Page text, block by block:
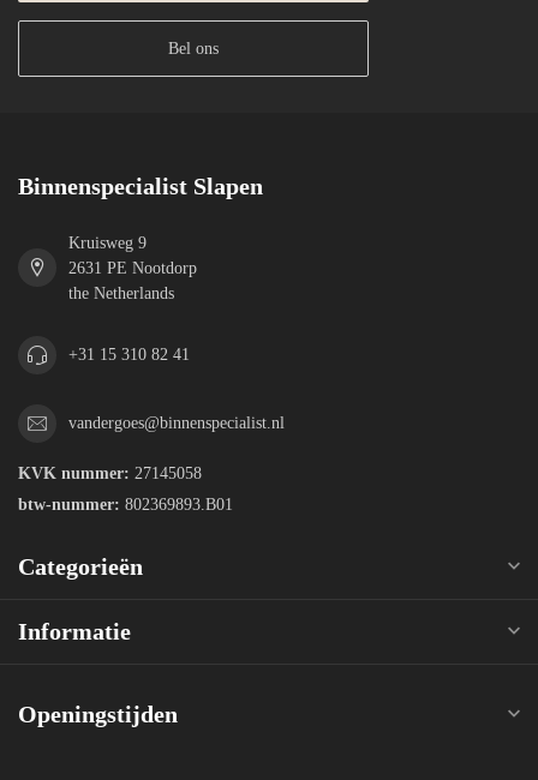
Bel ons
Binnenspecialist Slapen
Kruisweg 9
2631 PE Nootdorp
the Netherlands
+31 15 310 82 41
vandergoes@binnenspecialist.nl
KVK nummer: 27145058
btw-nummer: 802369893.B01
Categorieën
Informatie
Openingstijden